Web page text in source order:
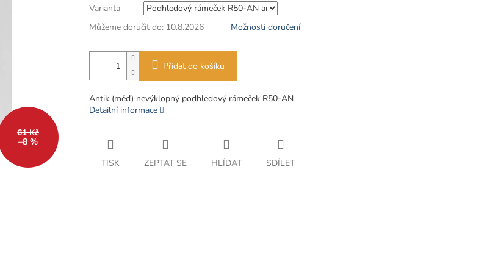
61 Kč
–8 %
Varianta
Můžeme doručit do: 10.8.2026 Možnosti doručení
Přidat do košíku
Antik (měď) nevýklopný podhledový rámeček R50-AN
Detailní informace
TISK ZEPTAT SE HLÍDAT SDÍLET